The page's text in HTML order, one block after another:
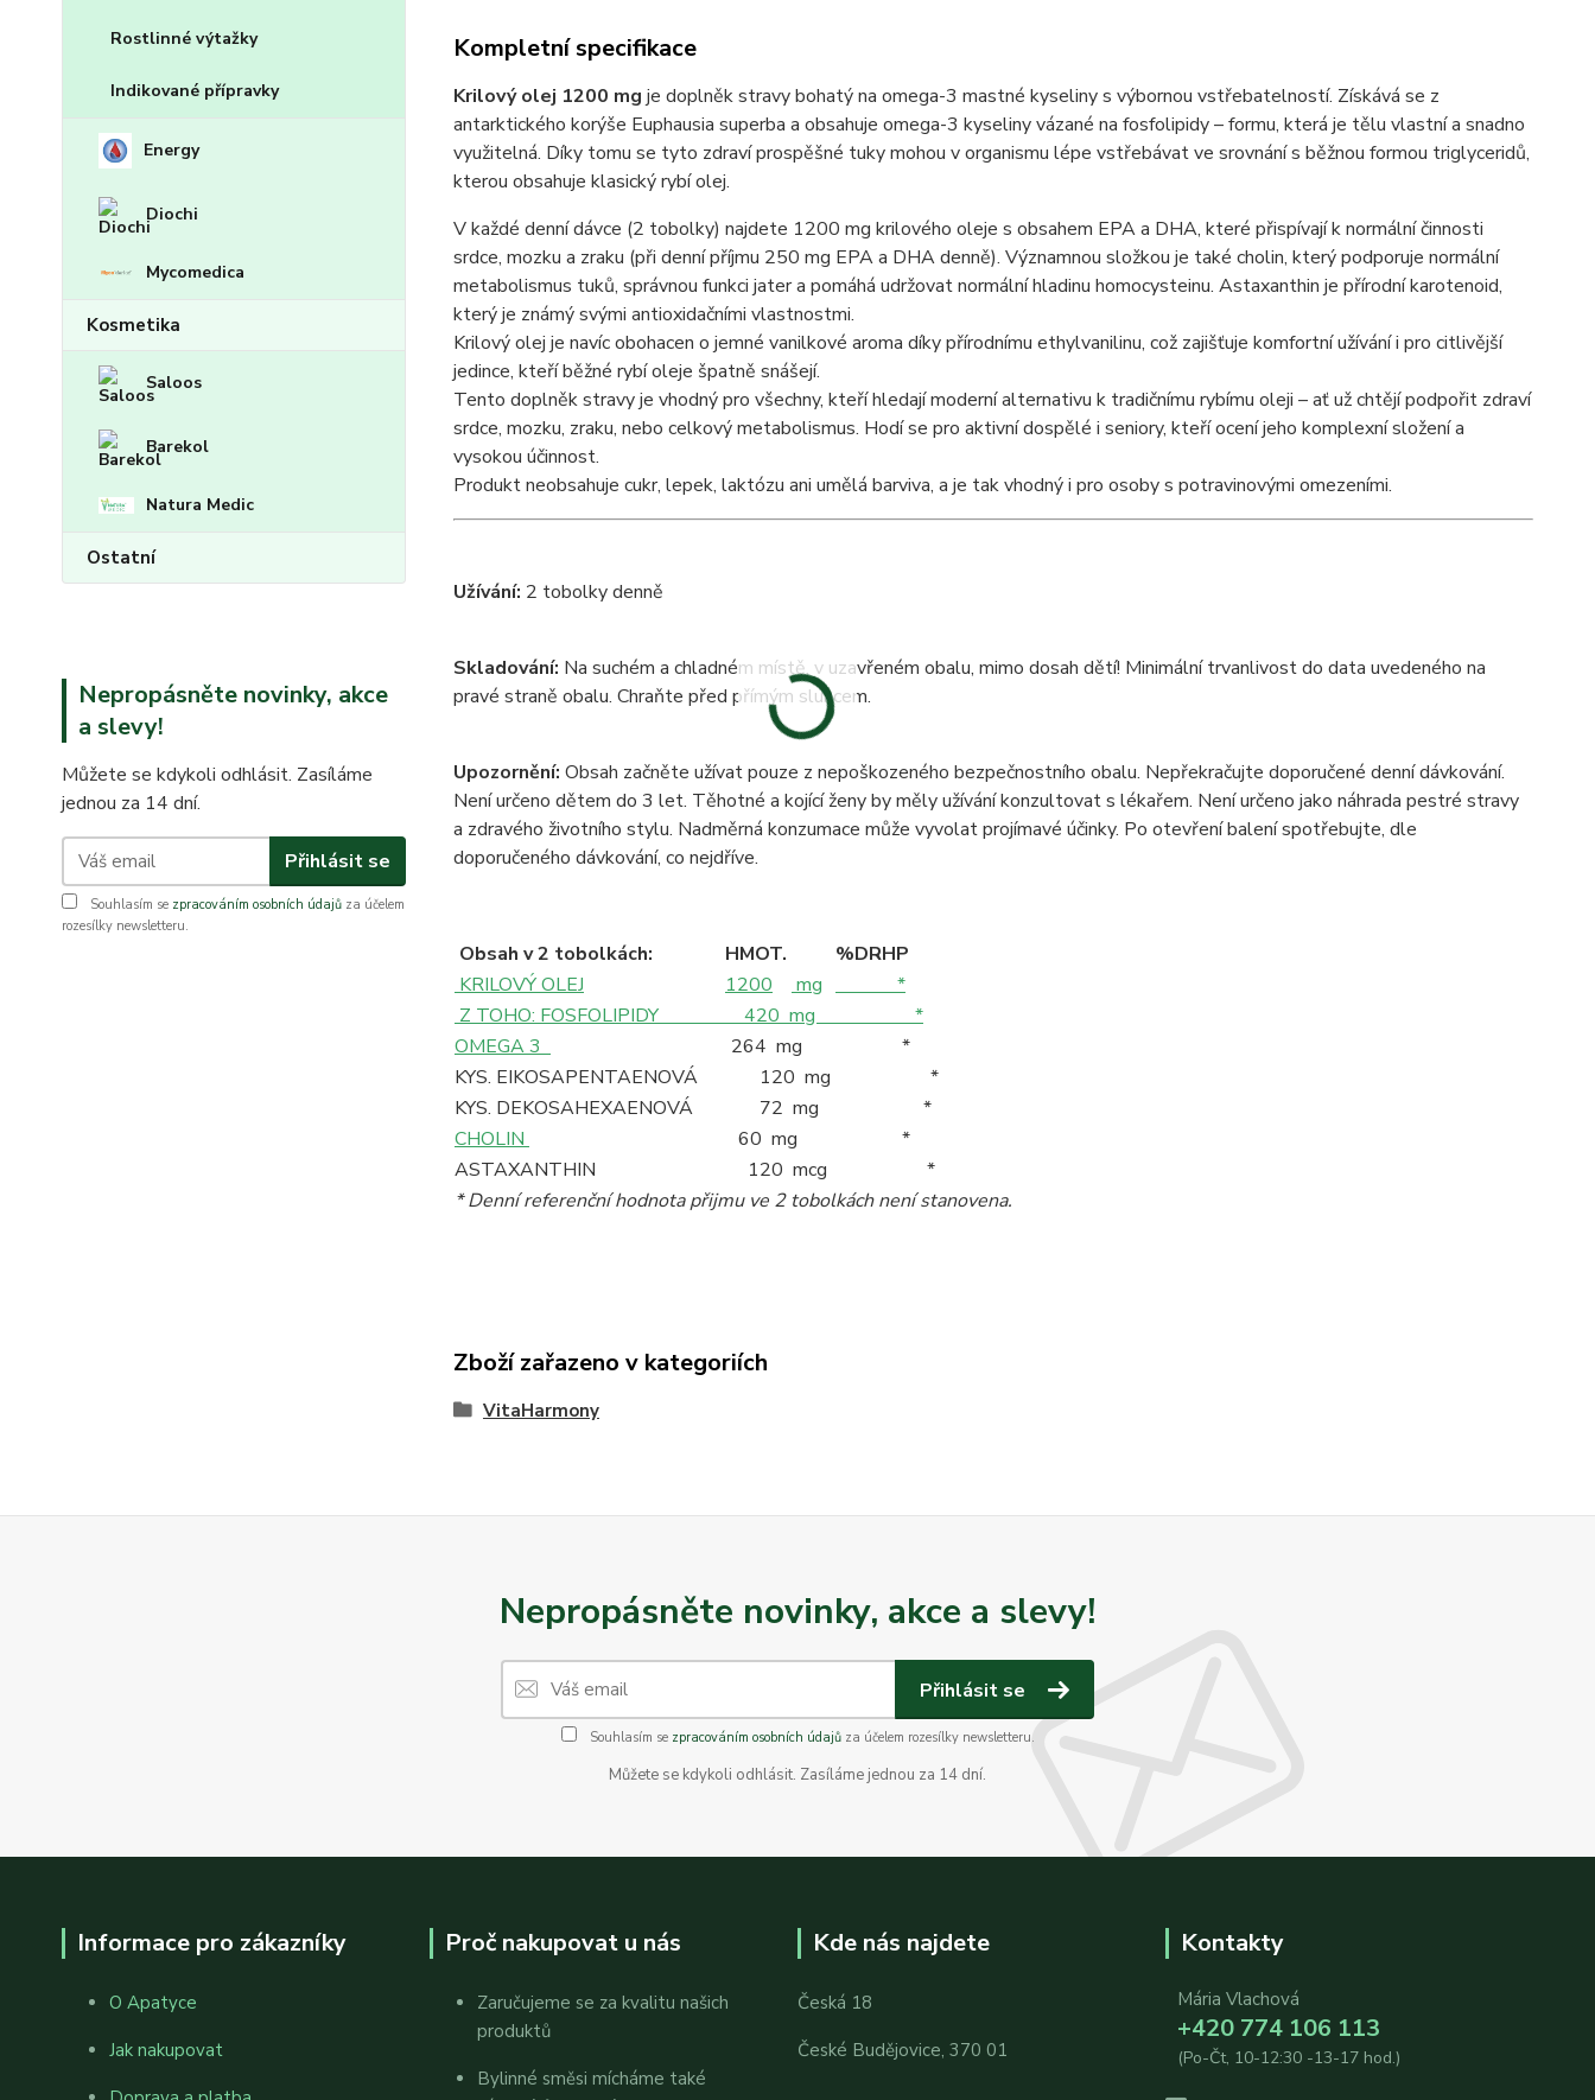
Rostlinné výtažky
Indikované přípravky
Energy
Diochi
Mycomedica
Kosmetika
Saloos
Barekol
Natura Medic
Ostatní
Nepropásněte novinky, akce
a slevy!
Můžete se kdykoli odhlásit. Zasíláme
jednou za 14 dní.
Přihlásit se
Souhlasím se zpracováním osobních údajů za účelem
rozesílky newsletteru.
Kompletní specifikace
Krilový olej 1200 mg je doplněk stravy bohatý na omega-3 mastné kyseliny s výbornou vstřebatelností. Získává se z
antarktického korýše Euphausia superba a obsahuje omega-3 kyseliny vázané na fosfolipidy – formu, která je tělu vlastní a snadno
využitelná. Díky tomu se tyto zdraví prospěšné tuky mohou v organismu lépe vstřebávat ve srovnání s běžnou formou triglyceridů,
kterou obsahuje klasický rybí olej.
V každé denní dávce (2 tobolky) najdete 1200 mg krilového oleje s obsahem EPA a DHA, které přispívají k normální činnosti
srdce, mozku a zraku (při denní příjmu 250 mg EPA a DHA denně). Významnou složkou je také cholin, který podporuje normální
metabolismus tuků, správnou funkci jater a pomáhá udržovat normální hladinu homocysteinu. Astaxanthin je přírodní karotenoid,
který je známý svými antioxidačními vlastnostmi.
Krilový olej je navíc obohacen o jemné vanilkové aroma díky přírodnímu ethylvanilinu, což zajišťuje komfortní užívání i pro citlivější
jedince, kteří běžné rybí oleje špatně snášejí.
Tento doplněk stravy je vhodný pro všechny, kteří hledají moderní alternativu k tradičnímu rybímu oleji – ať už chtějí podpořit zdraví
srdce, mozku, zraku, nebo celkový metabolismus. Hodí se pro aktivní dospělé i seniory, kteří ocení jeho komplexní složení a
vysokou účinnost.
Produkt neobsahuje cukr, lepek, laktózu ani umělá barviva, a je tak vhodný i pro osoby s potravinovými omezeními.
Užívání: 2 tobolky denně
Skladování: Na suchém a chladném místě, v uzavřeném obalu, mimo dosah dětí! Minimální trvanlivost do data uvedeného na
pravé straně obalu. Chraňte před přímým sluncem.
Upozornění: Obsah začněte užívat pouze z nepoškozeného bezpečnostního obalu. Nepřekračujte doporučené denní dávkování.
Není určeno dětem do 3 let. Těhotné a kojící ženy by měly užívání konzultovat s lékařem. Není určeno jako náhrada pestré stravy
a zdravého životního stylu. Nadměrná konzumace může vyvolat projímavé účinky. Po otevření balení spotřebujte, dle
doporučeného dávkování, co nejdříve.
Obsah v 2 tobolkách: HMOT.
%DRHP
KRILOVÝ OLEJ
1200 mg
*
Z TOHO: FOSFOLIPIDY 420 mg *
OMEGA 3
264 mg *
KYS. EIKOSAPENTAENOVÁ 120 mg *
KYS. DEKOSAHEXAENOVÁ 72 mg *
CHOLIN
60 mg *
ASTAXANTHIN 120 mcg *
* Denní referenční hodnota přijmu ve 2 tobolkách není stanovena.
Zboží zařazeno v kategoriích
VitaHarmony
Nepropásněte novinky, akce a slevy!
Přihlásit se
Souhlasím se zpracováním osobních údajůza účelem rozesílky newsletteru.
Můžete se kdykoli odhlásit. Zasíláme jednou za 14 dní.
Informace pro zákazníky
O Apatyce
Jak nakupovat
Proč nakupovat u nás
Zaručujeme se za kvalitu našich
produktů
Bylinné směsi mícháme také
Kde nás najdete
Česká 18
České Budějovice, 370 01
Kontakty
Mária Vlachová
+420 774 106 113
(Po-Čt, 10-12:30 -13-17 hod.)